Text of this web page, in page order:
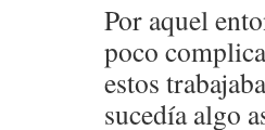
Por aquel
poco
estos
sucedía algo